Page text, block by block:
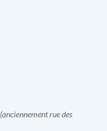
(anciennement rue des